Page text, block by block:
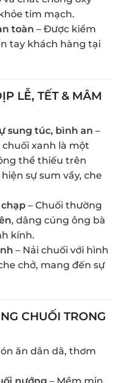
tim mạch.
toàn – Được kiểm
tay khách hàng tại
LỄ, TẾT & MÂM
sung túc, bình an –
chuối xanh là một
thể thiếu trên
sự sum vầy, che
– Chuối thường
, dâng cúng ông bà
kính.
– Nải chuối với hình
chở, mang đến sự
CHUỐI TRONG
ăn dân dã, thơm